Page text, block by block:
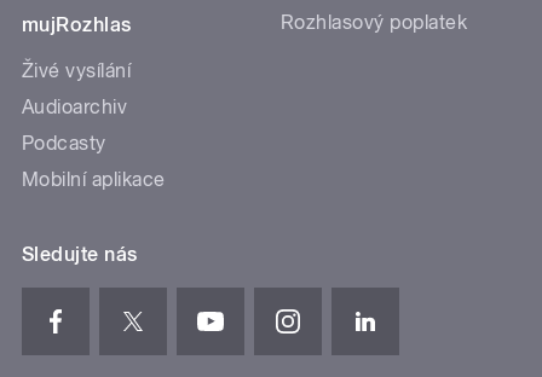
mujRozhlas
Živé vysílání
Audioarchiv
Podcasty
Mobilní aplikace
Rozhlasový poplatek
Sledujte nás